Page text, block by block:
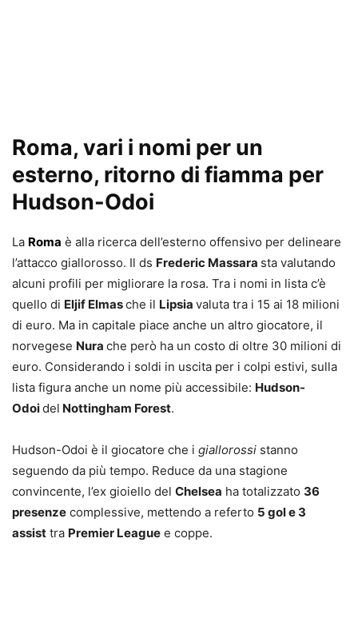
Roma, vari i nomi per un
esterno, ritorno di fiamma per
Hudson-Odoi
La Roma è alla ricerca dell’esterno offensivo per delineare
l’attacco giallorosso. Il ds Frederic Massara sta valutando
alcuni profili per migliorare la rosa. Tra i nomi in lista c’è
quello di Eljif Elmasche il Lipsia valuta tra i 15 ai 18 milioni
di euro. Ma in capitale piace anche un altro giocatore, il
norvegese Nura che però ha un costo di oltre 30 milioni di
euro. Considerando i soldi in uscita per i colpi estivi, sulla
lista figura anche un nome più accessibile: Hudson-
Odoidel Nottingham Forest.
Hudson-Odoi è il giocatore che i giallorossi stanno
seguendo da più tempo. Reduce da una stagione
convincente, l’ex gioiello del Chelsea ha totalizzato 36
presenze complessive, mettendo a referto 5 gol e 3
assist tra Premier League e coppe.